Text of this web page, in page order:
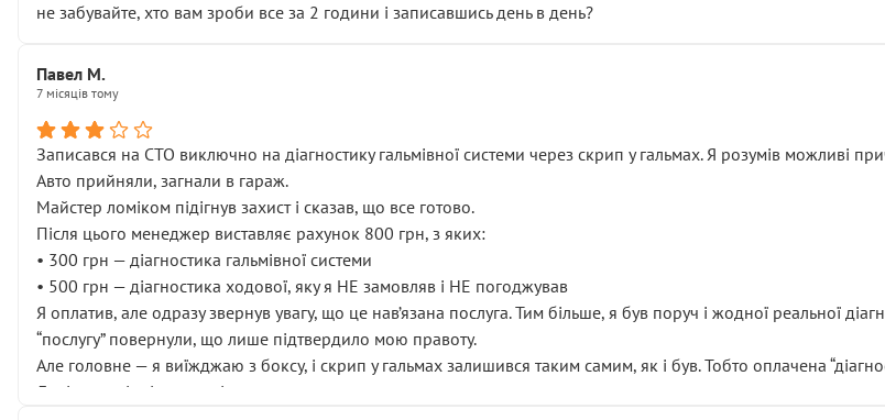
не забувайте, хто вам зроби все за 2 години і записавшись день в день?
Павел М.
7 місяців тому
Записався на СТО виключно на діагностику гальмівної системи через скрип у гальмах. Я розумів можливі
Авто прийняли, загнали в гараж.
Майстер ломіком підігнув захист і сказав, що все готово.
Після цього менеджер виставляє рахунок 800 грн, з яких:
• 300 грн — діагностика гальмівної системи
• 500 грн — діагностика ходової, яку я НЕ замовляв і НЕ погоджував
Я оплатив, але одразу звернув увагу, що це нав’язана послуга. Тим більше, я був поруч і жодної реальної
“послугу” повернули, що лише підтвердило мою правоту.
Але головне — я виїжджаю з боксу, і скрип у гальмах залишився таким самим, як і був. Тобто оплачена
Далі ситуація тільки погіршилась: